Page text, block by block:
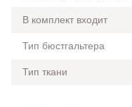
В комплект входит
Тип бюстгальтера
Тип ткани